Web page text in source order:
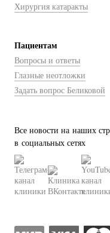
Хирургия катаракты
Пациентам
Вопросы и ответы
Глазные неотложки
Задать вопрос Беликовой
Все новости на наших
в социальных сетях